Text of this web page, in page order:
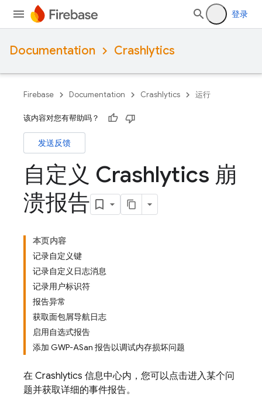
登录
Documentation Crashlytics
Firebase Documentation Crashlytics 运行
该内容对您有帮助吗？
发送反馈
自定义 Crashlytics 崩
溃报告
本页内容
记录自定义键
记录自定义日志消息
记录用户标识符
报告异常
获取面包屑导航日志
启用自选式报告
添加 GWP-ASan 报告以调试内存损坏问题
在 Crashlytics 信息中心内，您可以点击进入某个问
题并获取详细的事件报告。